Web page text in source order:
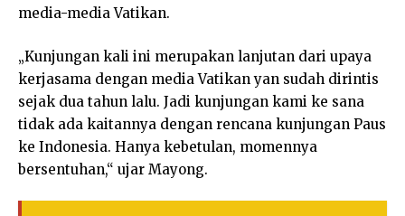
media-media Vatikan.
„Kunjungan kali ini merupakan lanjutan dari upaya
kerjasama dengan media Vatikan yan sudah dirintis
sejak dua tahun lalu. Jadi kunjungan kami ke sana
tidak ada kaitannya dengan rencana kunjungan Paus
ke Indonesia. Hanya kebetulan, momennya
bersentuhan,“ ujar Mayong.